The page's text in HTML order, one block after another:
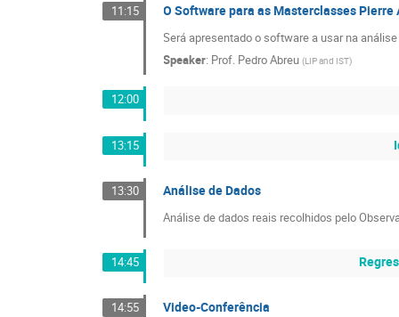
11:15 O Software para as Masterclasses Pierre
Será apresentado o software a usar na
Speaker: Prof. Pedro Abreu (LIP and IST)
12:00
13:15
13:30 Análise de Dados
Análise de dados reais recolhidos pelo
14:45
14:55 Video-Conferência